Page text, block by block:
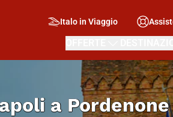
Italo in Viaggio
a